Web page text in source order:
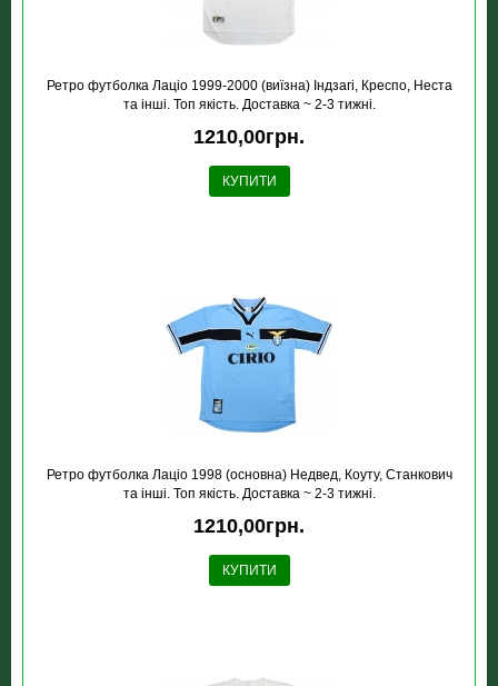
Ретро футболка Лацiо 1999-2000 (виїзна) Індзагі, Креспо, Неста
та інші. Топ якість. Доставка ~ 2-3 тижні.
1210,00грн.
КУПИТИ
Ретро футболка Лацiо 1998 (основна) Недвед, Коуту, Станкович
та інші. Топ якість. Доставка ~ 2-3 тижні.
1210,00грн.
КУПИТИ